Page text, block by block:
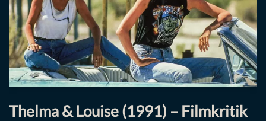
Thelma & Louise (1991) – Filmkritik